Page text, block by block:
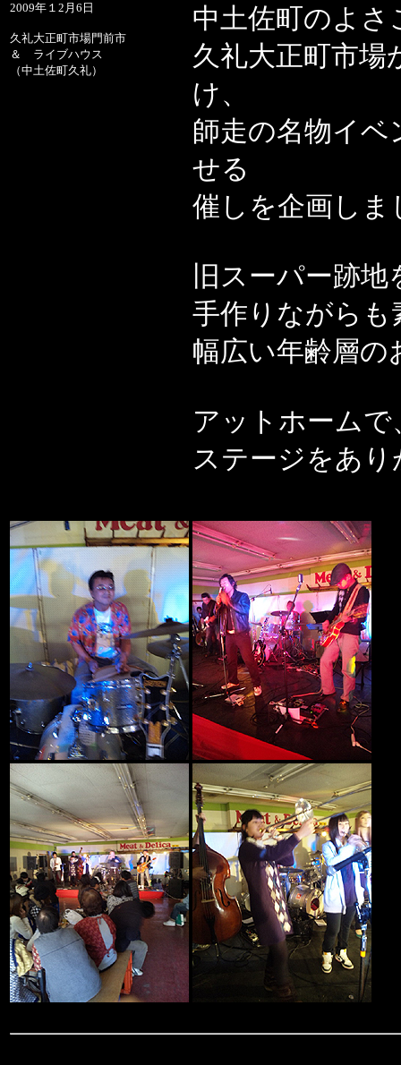
2009年１2月6日
久礼大正町市場門前市
＆ ライブハウス
（中土佐町久礼）
中土佐町のよさ
久礼大正町市
け、
師走の名物イ
せる
催しを企画しま
旧スーパー跡
手作りながらも
幅広い年齢層
アットホーム
ステージをあ